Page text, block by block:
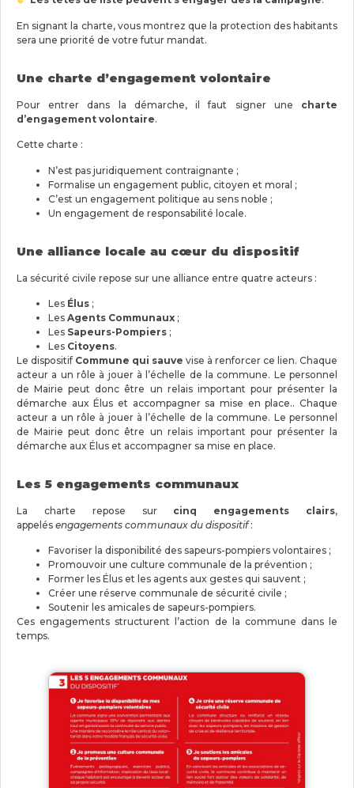
En signant la charte, vous montrez que la protection des habitants
sera une priorité de votre futur mandat.
Une charte d’engagement volontaire
Pour entrer dans la démarche, il faut signer une charte
d’engagement volontaire.
Cette charte :
N’est pas juridiquement contraignante ;
Formalise un engagement public, citoyen et moral ;
C’est un engagement politique au sens noble ;
Un engagement de responsabilité locale.
Une alliance locale au cœur du dispositif
La sécurité civile repose sur une alliance entre quatre acteurs :
Les Élus ;
Les Agents Communaux ;
Les Sapeurs-Pompiers ;
Les Citoyens.
Le dispositif Commune qui sauve vise à renforcer ce lien. Chaque
acteur a un rôle à jouer à l’échelle de la commune. Le personnel
de Mairie peut donc être un relais important pour présenter la
démarche aux Élus et accompagner sa mise en place.. Chaque
acteur a un rôle à jouer à l’échelle de la commune. Le personnel
de Mairie peut donc être un relais important pour présenter la
démarche aux Élus et accompagner sa mise en place.
Les 5 engagements communaux
La charte repose sur cinq engagements clairs,
appelés engagements communaux du dispositif:
Favoriser la disponibilité des sapeurs-pompiers volontaires ;
Promouvoir une culture communale de la prévention ;
Former les Élus et les agents aux gestes qui sauvent ;
Créer une réserve communale de sécurité civile ;
Soutenir les amicales de sapeurs-pompiers.
Ces engagements structurent l’action de la commune dans le
temps.